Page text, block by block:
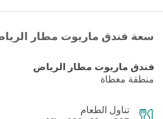
سعة فندق ماريوت مطار
فندق ماريوت مطار الرياض
منطقة مغطاة
تناول الطعام